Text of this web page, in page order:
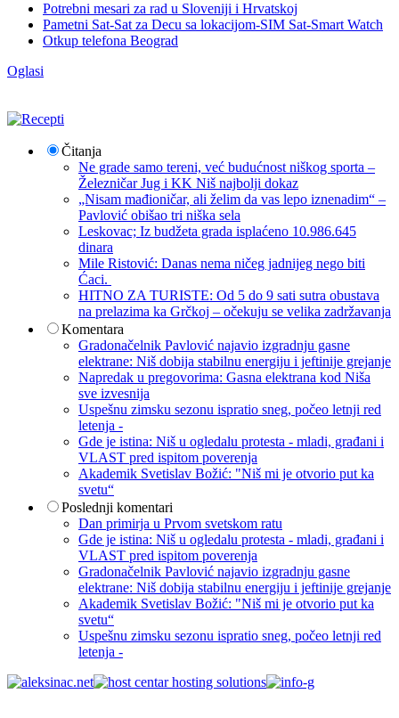
Potrebni mesari za rad u Sloveniji i Hrvatskoj
Pametni Sat-Sat za Decu sa lokacijom-SIM Sat-Smart Watch
Otkup telefona Beograd
Oglasi
Čitanja
Ne grade samo tereni, već budućnost niškog sporta –
Železničar Jug i KK Niš najbolji dokaz
„Nisam mađioničar, ali želim da vas lepo iznenadim“ –
Pavlović obišao tri niška sela
Leskovac; Iz budžeta grada isplaćeno 10.986.645
dinara
Mile Ristović: Danas nema ničeg jadnijeg nego biti
Ćaci.
HITNO ZA TURISTE: Od 5 do 9 sati sutra obustava
na prelazima ka Grčkoj – očekuju se velika zadržavanja
Komentara
Gradonačelnik Pavlović najavio izgradnju gasne
elektrane: Niš dobija stabilnu energiju i jeftinije grejanje
Napredak u pregovorima: Gasna elektrana kod Niša
sve izvesnija
Uspešnu zimsku sezonu ispratio sneg, počeo letnji red
letenja -
Gde je istina: Niš u ogledalu protesta - mladi, građani i
VLAST pred ispitom poverenja
Akademik Svetislav Božić: "Niš mi je otvorio put ka
svetu“
Poslednji komentari
Dan primirja u Prvom svetskom ratu
Gde je istina: Niš u ogledalu protesta - mladi, građani i
VLAST pred ispitom poverenja
Gradonačelnik Pavlović najavio izgradnju gasne
elektrane: Niš dobija stabilnu energiju i jeftinije grejanje
Akademik Svetislav Božić: "Niš mi je otvorio put ka
svetu“
Uspešnu zimsku sezonu ispratio sneg, počeo letnji red
letenja -